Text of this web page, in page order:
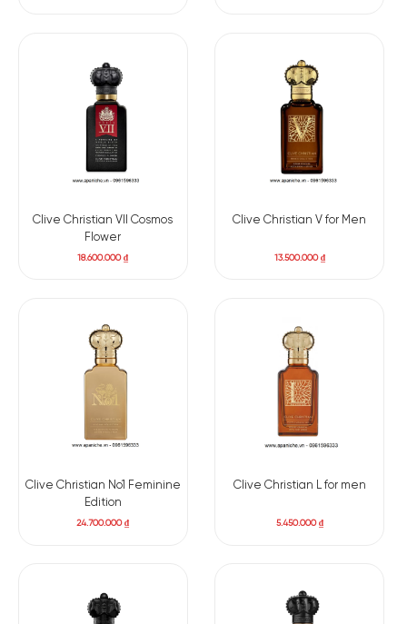
Clive Christian VII Cosmos
Flower
18.600.000₫
Clive Christian V for Men
13.500.000₫
Clive Christian No1 Feminine
Edition
24.700.000₫
Clive Christian L for men
5.450.000₫